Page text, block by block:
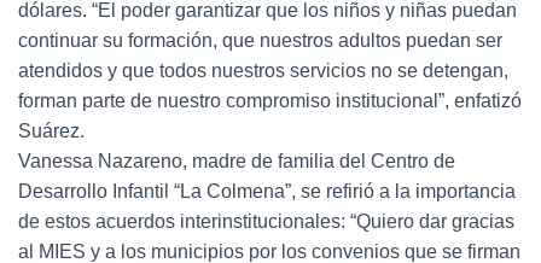
dólares. “El poder garantizar que los niños y niñas puedan
continuar su formación, que nuestros adultos puedan ser
atendidos y que todos nuestros servicios no se detengan,
forman parte de nuestro compromiso institucional”, enfatizó
Suárez.
Vanessa Nazareno, madre de familia del Centro de
Desarrollo Infantil “La Colmena”, se refirió a la importancia
de estos acuerdos interinstitucionales: “Quiero dar gracias
al MIES y a los municipios por los convenios que se firman